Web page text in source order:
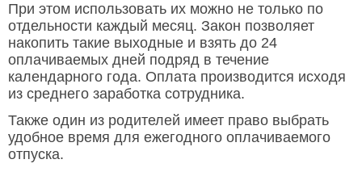
При этом использовать их можно не только по
отдельности каждый месяц. Закон позволяет
накопить такие выходные и взять до 24
оплачиваемых дней подряд в течение
календарного года. Оплата производится исходя
из среднего заработка сотрудника.
Также один из родителей имеет право выбрать
удобное время для ежегодного оплачиваемого
отпуска.